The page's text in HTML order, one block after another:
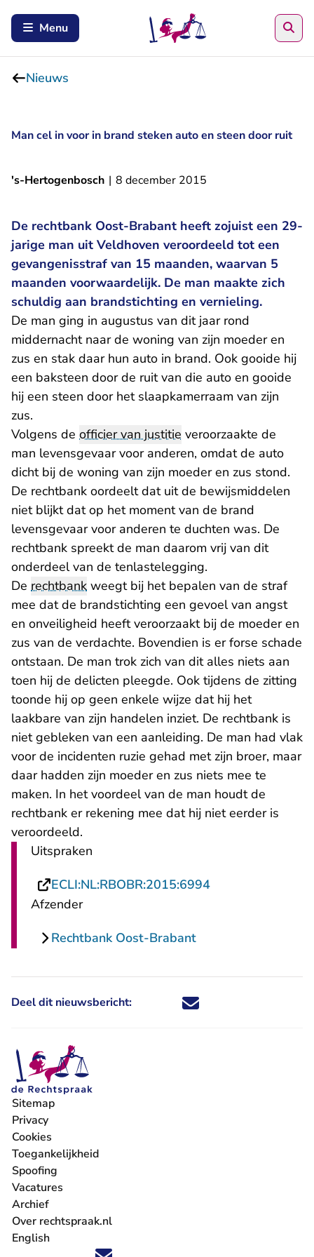
Menu
Nieuws
Man cel in voor in brand steken auto en steen door ruit
's-Hertogenbosch | 8 december 2015
De rechtbank Oost-Brabant heeft zojuist een 29-
jarige man uit Veldhoven veroordeeld tot een
gevangenisstraf van 15 maanden, waarvan 5
maanden voorwaardelijk. De man maakte zich
schuldig aan brandstichting en vernieling.
De man ging in augustus van dit jaar rond
middernacht naar de woning van zijn moeder en
zus en stak daar hun auto in brand. Ook gooide hij
een baksteen door de ruit van die auto en gooide
hij een steen door het slaapkamerraam van zijn
zus.
Volgens de officier van justitie veroorzaakte de
man levensgevaar voor anderen, omdat de auto
dicht bij de woning van zijn moeder en zus stond.
De rechtbank oordeelt dat uit de bewijsmiddelen
niet blijkt dat op het moment van de brand
levensgevaar voor anderen te duchten was. De
rechtbank spreekt de man daarom vrij van dit
onderdeel van de tenlastelegging.
De rechtbank weegt bij het bepalen van de straf
mee dat de brandstichting een gevoel van angst
en onveiligheid heeft veroorzaakt bij de moeder en
zus van de verdachte. Bovendien is er forse schade
ontstaan. De man trok zich van dit alles niets aan
toen hij de delicten pleegde. Ook tijdens de zitting
toonde hij op geen enkele wijze dat hij het
laakbare van zijn handelen inziet. De rechtbank is
niet gebleken van een aanleiding. De man had vlak
voor de incidenten ruzie gehad met zijn broer, maar
daar hadden zijn moeder en zus niets mee te
maken. In het voordeel van de man houdt de
rechtbank er rekening mee dat hij niet eerder is
veroordeeld.
Uitspraken
ECLI:NL:RBOBR:2015:6994- U verlaat
Afzender
Rechtbank Oost-Brabant
Deel dit nieuwsbericht: Deel dit nieuwsbericht via X -
Deel dit nieuwsbericht via
Deel dit nieuwsbericht
Deel dit
Sitemap
Privacy
Cookies
Toegankelijkheid
Spoofing
Vacatures
- U verlaat Rechtspraak.nl
Archief
Over rechtspraak.nl
English